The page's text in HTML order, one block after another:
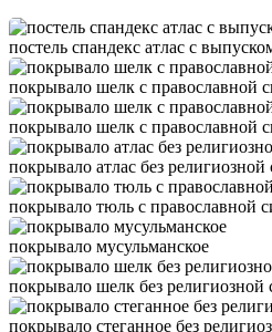
постель спандекс атлас с
покрывало шелк с православной
покрывало шелк с православной
покрывало атлас без
покрывало тюль с православной
покрывало мусульманское
покрывало шелк без религиозной
покрывало стеганное без